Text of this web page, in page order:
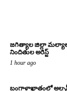
జగిత్యాల జిల్లా
నిందితుల అరెస్ట్
1 hour ago
బంగాళాఖాతంలో